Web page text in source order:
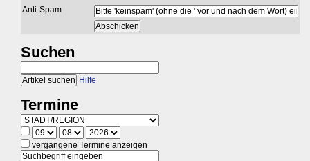
Anti-Spam
Suchen
Hilfe
Termine
vergangene Termine anzeigen